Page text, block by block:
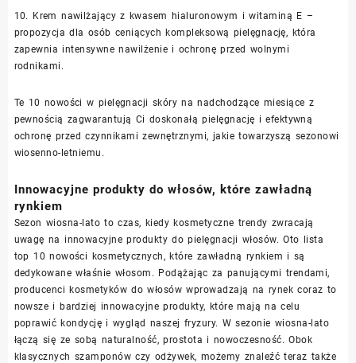
10. Krem nawilżający z kwasem hialuronowym i witaminą E –
propozycja dla osób ceniących kompleksową pielęgnację, która
zapewnia intensywne nawilżenie i ochronę przed wolnymi
rodnikami.
Te 10 nowości w pielęgnacji skóry na nadchodzące miesiące z
pewnością zagwarantują Ci doskonałą pielęgnację i efektywną
ochronę przed czynnikami zewnętrznymi, jakie towarzyszą sezonowi
wiosenno-letniemu.
Innowacyjne produkty do włosów, które zawładną
rynkiem
Sezon wiosna-lato to czas, kiedy kosmetyczne trendy zwracają
uwagę na innowacyjne produkty do pielęgnacji włosów. Oto lista
top 10 nowości kosmetycznych, które zawładną rynkiem i są
dedykowane właśnie włosom. Podążając za panującymi trendami,
producenci kosmetyków do włosów wprowadzają na rynek coraz to
nowsze i bardziej innowacyjne produkty, które mają na celu
poprawić kondycję i wygląd naszej fryzury. W sezonie wiosna-lato
łączą się ze sobą naturalność, prostota i nowoczesność. Obok
klasycznych szamponów czy odżywek, możemy znaleźć teraz także